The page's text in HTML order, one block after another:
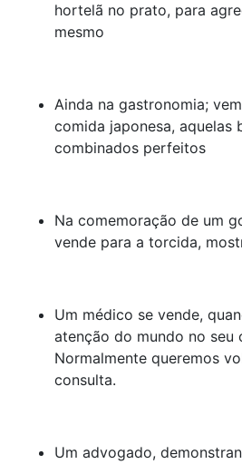
hortelã no prato, para
mesmo
Ainda na gastronomia;
comida japonesa, aquelas
combinados perfeitos
Na comemoração de um
vende para a torcida,
Um médico se vende,
atenção do mundo no seu
Normalmente queremos
consulta.
Um advogado,